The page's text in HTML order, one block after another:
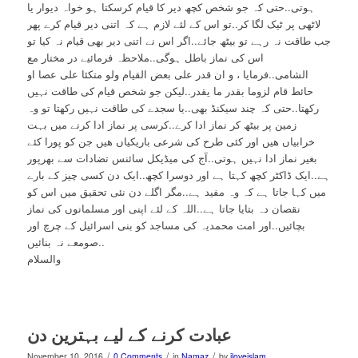
ہوتی..حتی کہ جو شخص کچھ دیر کا قیام کرسکتا ہو خواہ دیوار یا
لاٹھی پر ٹیک لگا کر..تو اس کے لئے لازم ہے کہ اتنی دیر قیام کرے پھر
جب طاقت نہ رہے تو بیٹھ جائے..اگر اس نے اتنی دیر بھی قیام نہ کیا تو
اس کی نماز باطل ہوگی..ملاحظہ فرمائیے در مختار مع
الشامی..فرمایا ، و ان قدر علی بعض القيام ولو متكئا علی عصا او
حائط قام لزوما بقدر ما يقدر..لیکن جو شخص قیام کی طاقت نہیں
رکھتا..حتی کہ چند سیکنڈ بھی..یا سجدے کی طاقت نہیں رکھتا تو وہ
زمین پر بیٹھ کر نماز ادا کرے..کرسی پر نماز ادا کرنے میں بہت
خرابیاں ھیں اور کئی طرح کی شرعی باریکیاں ھیں جن کو پورا کئے
بغیر نماز ادا نہیں ہوتی..آج کی میڈیکل سائنس تضادات سے بھرپور
ہے..ایک ڈاکٹر کچھ کہتا ہے اور دوسرا کچھ..ایک دن کسی چیز کے بارے
میں کہا جاتا ہے کہ وہ مفید ہے..مگر اگلے دن نئی تحقیق میں اس کو
نقصان دہ بتایا جاتا ہے..اللہ کے لئے اپنی اور مسلمانوں کی نماز
بچائیں..اور امت محمدیہ کی مساجد کو بنی اسرائیل کے چرچ اور
صومعے نہ بنائیں..
والسلام
عبادت کرنے کے لیے بہترین دن